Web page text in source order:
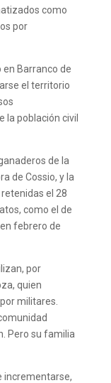
como
por
en Barranco de
el territorio
población civil
de la
de Cossio, y la
el 28
como el de
febrero de
por
quien
militares.
Pero su familia
incrementarse,